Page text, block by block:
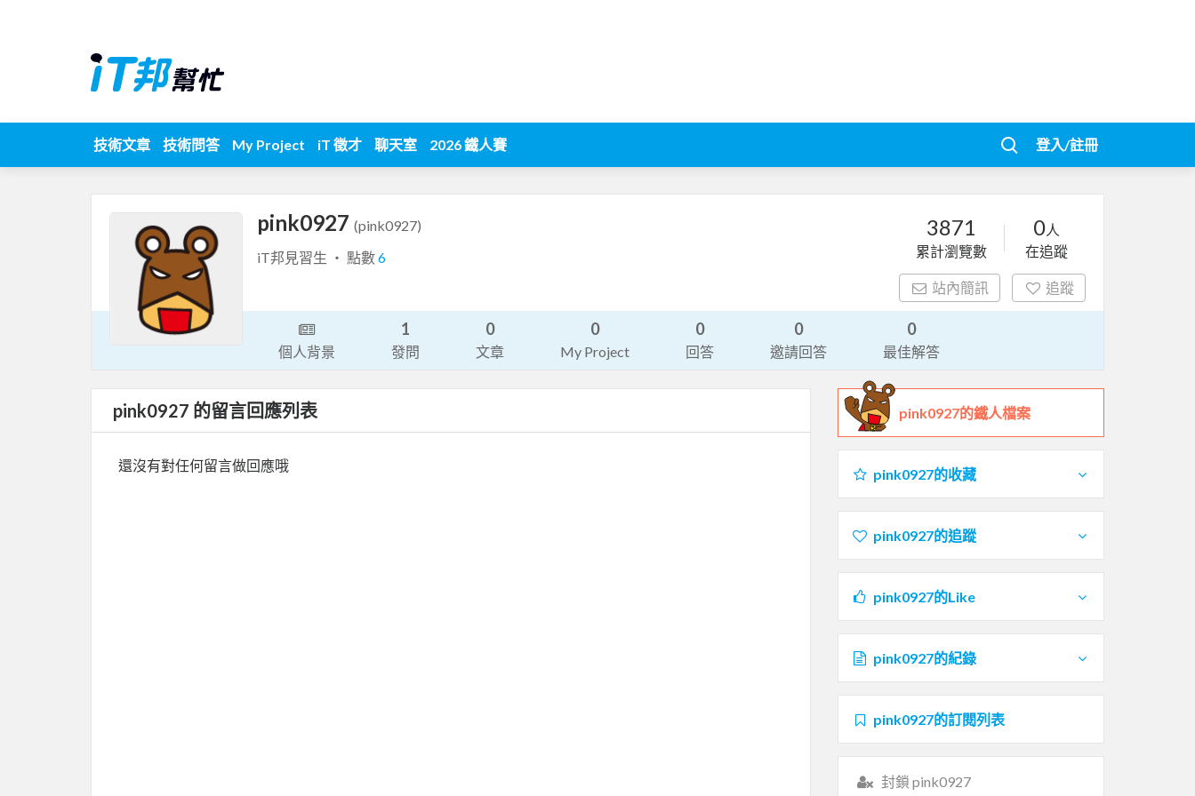
技術文章 技術問答 My Project iT 徵才 聊天室 2026 鐵人賽 登入/註冊
pink0927 (pink0927)
iT邦見習生 ‧ 點數6
3871
累計瀏覽數
0人
在追蹤
站內簡訊 追蹤
個人背景
1
發問
0
文章
0
My Project
0
回答
0
邀請回答
0
最佳解答
pink0927 的留言回應列表
還沒有對任何留言做回應哦
pink0927的鐵人檔案
pink0927的收藏
pink0927的追蹤
pink0927的Like
pink0927的紀錄
pink0927的訂閱列表
封鎖 pink0927